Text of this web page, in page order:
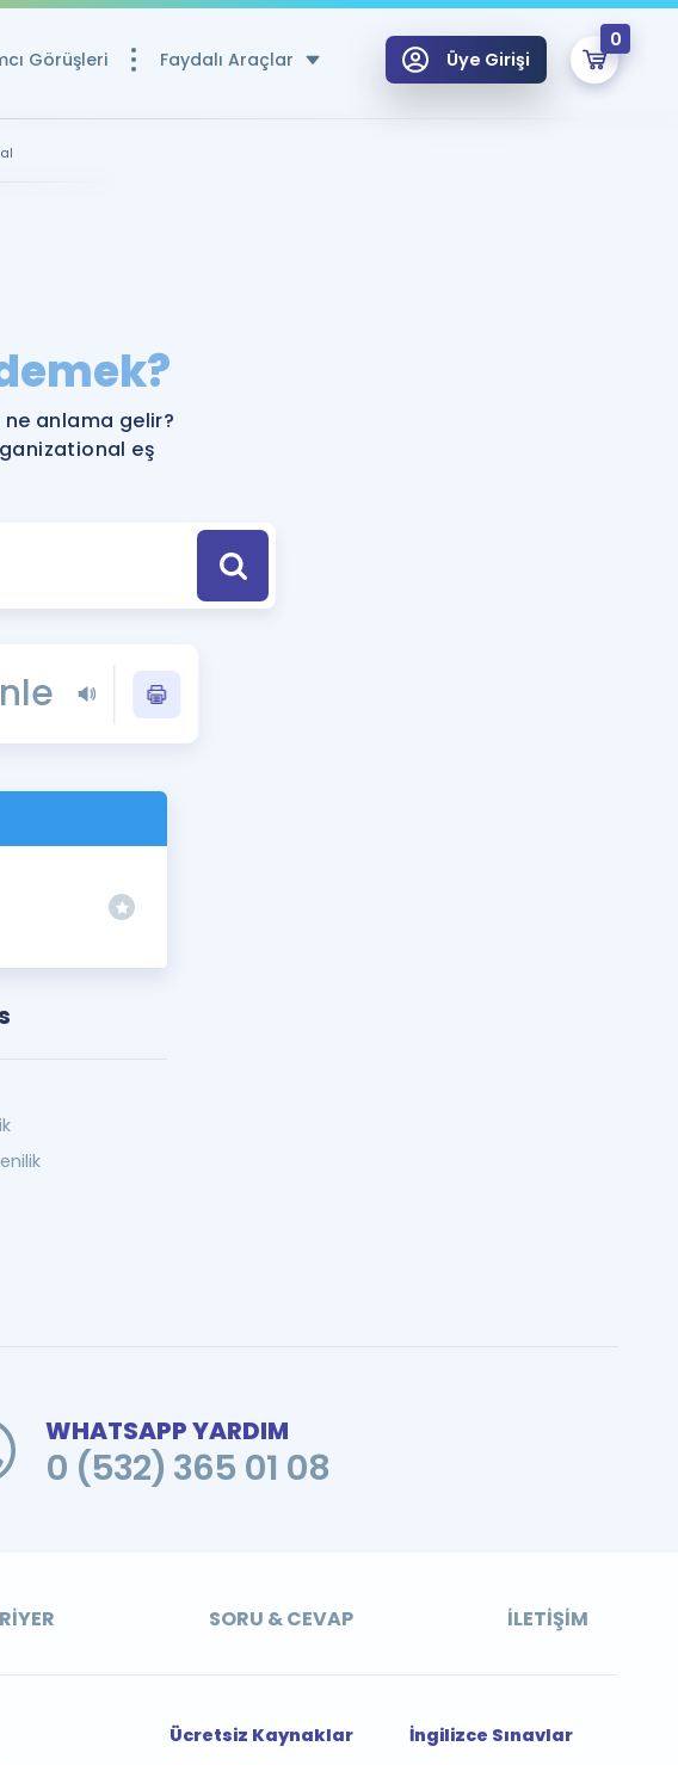
Görüşleri Faydalı Araçlar
Kaynaklar
ve YÖKDİL için Ücretsiz Kaynaklar
YDS ve YÖKDİL Puan Hesaplama Aracı
ve YÖKDİL'e Hazırlananlar için Öneriler
Eğitim ve Kitaplara Özel Fırsatlar
YDS - YÖKDİL Tüm Sınavlarla İlgili Haberler
İngilizce Gramer
Gramer ve Konu Anlatımı
Üye Girişi
0
Remzi Hoca ile seni sınava hazırlayacak onlarca eğitim seni bekliyor!
anlama gelir?
eş
WHATSAPP YARDIM
0 (532) 365 01 08
SORU & CEVAP İLETIŞIM
Ücretsiz Kaynaklar
İngilizce Sınavlar